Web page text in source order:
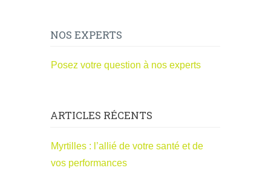
NOS EXPERTS
Posez votre question à nos experts
ARTICLES RÉCENTS
Myrtilles : l’allié de votre santé et de
vos performances